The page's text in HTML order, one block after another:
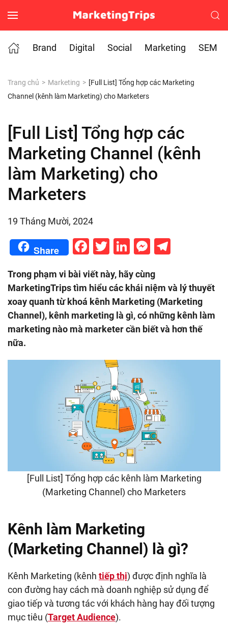
Skip to main content
Brand
Digital Social Marketing SEM
Trang chủ Marketing
[Full List] Tổng hợp các Marketing
Channel (kênh làm Marketing) cho Marketers
[Full List] Tổng hợp các
Marketing Channel (kênh
làm Marketing) cho
Marketers
19 Tháng Mười, 2024
Share Facebook
Twitter
LinkedIn
Trong phạm vi bài viết này, hãy cùng
MarketingTrips tìm hiểu các khái niệm và lý thuyết
xoay quanh từ khoá kênh Marketing (Marketing
Channel), kênh marketing là gì, có những kênh làm
marketing nào mà marketer cần biết và hơn thế
nữa.
[Full List] Tổng hợp các kênh làm Marketing
(Marketing Channel) cho Marketers
Kênh làm Marketing
(Marketing Channel) là gì?
Kênh Marketing (kênh tiếp thị) được định nghĩa là
con đường hay cách mà doanh nghiệp sử dụng để
giao tiếp và tương tác với khách hàng hay đối tượng
mục tiêu (Target Audience).